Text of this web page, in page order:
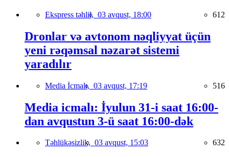
Ekspress təhlil, 03 avqust, 18:00 612
Dronlar və avtonom nəqliyyat üçün
yeni rəqəmsal nəzarət sistemi
yaradılır
Media İcmalı, 03 avqust, 17:19 516
Media icmalı: İyulun 31-i saat 16:00-
dan avqustun 3-ü saat 16:00-dək
Təhlükəsizlik, 03 avqust, 15:03 632